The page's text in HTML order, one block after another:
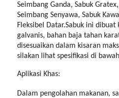
Seimbang Ganda, Sabuk
Seimbang Senyawa, Sabuk
Fleksibel Datar.Sabuk ini dibuat
galvanis, bahan baja tahan
disesuaikan dalam kisaran
silakan lihat spesifikasi di
Aplikasi Khas:
Dalam pengolahan makanan,